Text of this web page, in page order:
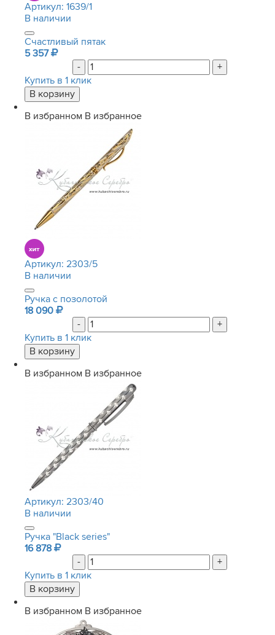
Артикул: 1639/1
В наличии
Счастливый пятак
5 357
-
+
Купить в 1 клик
В избранном В избранное
Артикул: 2303/5
В наличии
Ручка с позолотой
18 090
-
+
Купить в 1 клик
В избранном В избранное
Артикул: 2303/40
В наличии
Ручка "Black series"
16 878
-
+
Купить в 1 клик
В избранном В избранное